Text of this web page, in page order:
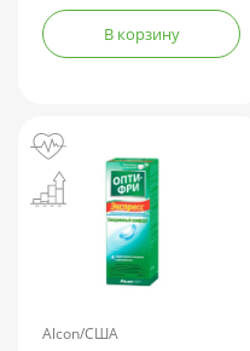
В корзину
Alcon/США